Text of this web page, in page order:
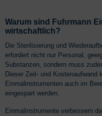
Warum sind Fuhrmann
wirtschaftlich?
Die Sterilisierung und
erfordert nicht nur Personal,
Substanzen, sondern muss
Dieser Zeit- und Kostenaufwand
Einmalinstrumenten auch im
eingespart werden.
Einmalinstrumente verbessern